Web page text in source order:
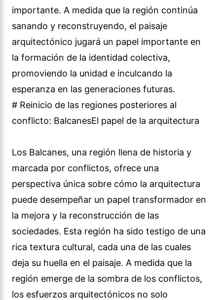
importante. A medida que la región continúa
sanando y reconstruyendo, el paisaje
arquitectónico jugará un papel importante en
la formación de la identidad colectiva,
promoviendo la unidad e inculcando la
esperanza en las generaciones futuras.
# Reinicio de las regiones posteriores al
conflicto: BalcanesEl papel de la arquitectura
Los Balcanes, una región llena de historia y
marcada por conflictos, ofrece una
perspectiva única sobre cómo la arquitectura
puede desempeñar un papel transformador en
la mejora y la reconstrucción de las
sociedades. Esta región ha sido testigo de una
rica textura cultural, cada una de las cuales
deja su huella en el paisaje. A medida que la
región emerge de la sombra de los conflictos,
los esfuerzos arquitectónicos no solo